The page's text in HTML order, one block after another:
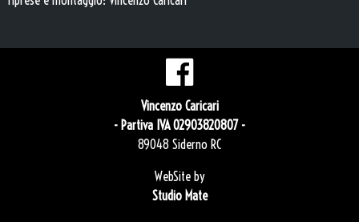
Vincenzo Caricari
- Partiva IVA 02903820807 -
89048 Siderno RC
WebSite by
Studio Mate